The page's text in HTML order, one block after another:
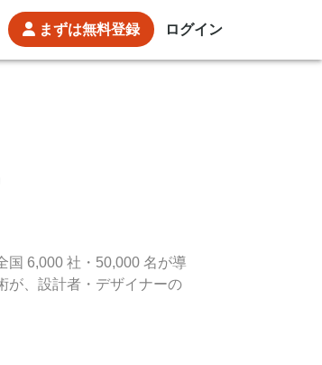
まずは無料登録 ログイン
国 6,000 社・50,000 名が導
が、設計者・デザイナーの